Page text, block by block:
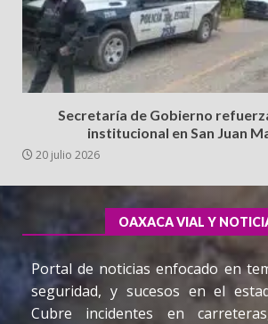
Secretaría de Gobierno
institucional en San Juan
20 julio 2026
OAXACA VIAL Y
Portal de noticias enfocado en
seguridad, y sucesos en el
Cubre incidentes en